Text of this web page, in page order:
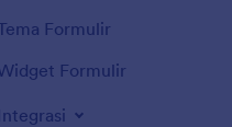
Formulir
Formulir
Integrasi